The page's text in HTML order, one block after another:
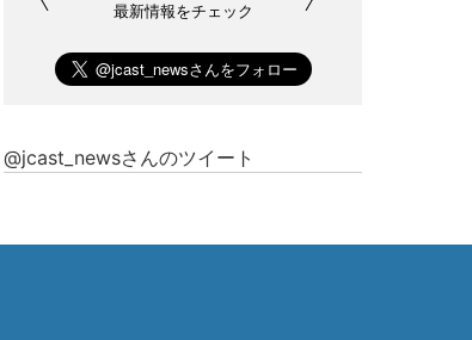
最新情報をチェック
@jcast_newsさんのツイート